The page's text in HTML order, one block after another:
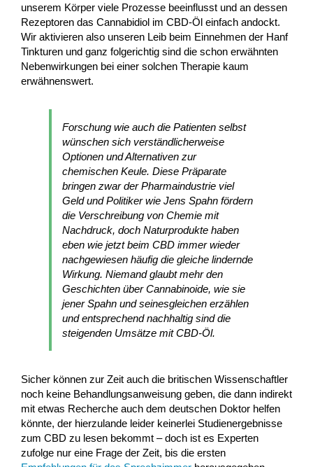
unserem Körper viele Prozesse beeinflusst und an dessen
Rezeptoren das Cannabidiol im CBD-Öl einfach andockt.
Wir aktivieren also unseren Leib beim Einnehmen der Hanf
Tinkturen und ganz folgerichtig sind die schon erwähnten
Nebenwirkungen bei einer solchen Therapie kaum
erwähnenswert.
Forschung wie auch die Patienten selbst
wünschen sich verständlicherweise
Optionen und Alternativen zur
chemischen Keule. Diese Präparate
bringen zwar der Pharmaindustrie viel
Geld und Politiker wie Jens Spahn fördern
die Verschreibung von Chemie mit
Nachdruck, doch Naturprodukte haben
eben wie jetzt beim CBD immer wieder
nachgewiesen häufig die gleiche lindernde
Wirkung. Niemand glaubt mehr den
Geschichten über Cannabinoide, wie sie
jener Spahn und seinesgleichen erzählen
und entsprechend nachhaltig sind die
steigenden Umsätze mit CBD-Öl.
Sicher können zur Zeit auch die britischen Wissenschaftler
noch keine Behandlungsanweisung geben, die dann indirekt
mit etwas Recherche auch dem deutschen Doktor helfen
könnte, der hierzulande leider keinerlei Studienergebnisse
zum CBD zu lesen bekommt – doch ist es Experten
zufolge nur eine Frage der Zeit, bis die ersten